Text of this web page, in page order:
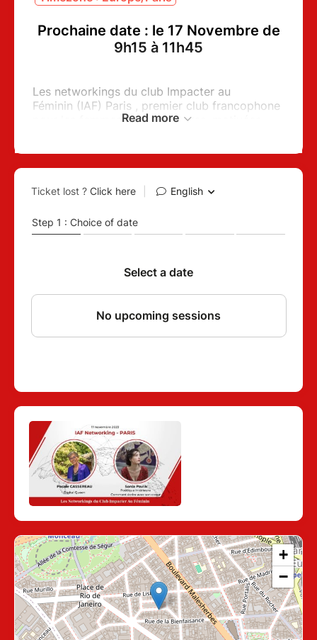
Prochaine date : le 17 Novembre de
9h15 à 11h45
Les networkings du club Impacter au
Féminin (IAF) Paris , premier club francophone
pour les femmes entrepreneures, motivées,
Poétique intérieure !
A chaque session, un.e invité.e expert.e vous
connaissance, se recommander. Bref, mettre
Pavlik
Pendant ce rendez-vous ensemble, j'aborderai
ces différents points :
- Comment développer sa créativité et cultiver
l'inspiration ?
- Comment parler de ses compétences et de
son expertise ?
- Comment faire pour trouver son style et se
Journaliste, Sonia s'est spécialisée dans les
domaines de la culture et de la consommation
responsable. Dans ces domaines de
prédilection, elle a toujours cherché à
développer la prise de conscience,
l’observation, la compréhension des choses,
Read more
+
−